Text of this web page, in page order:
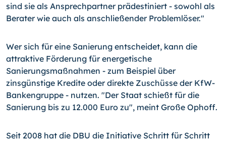
sind sie als Ansprechpartner prädestiniert - sowohl als
Berater wie auch als anschließender Problemlöser."
Wer sich für eine Sanierung entscheidet, kann die
attraktive Förderung für energetische
Sanierungsmaßnahmen - zum Beispiel über
zinsgünstige Kredite oder direkte Zuschüsse der KfW-
Bankengruppe - nutzen. "Der Staat schießt für die
Sanierung bis zu 12.000 Euro zu", meint Große Ophoff.
Seit 2008 hat die DBU die Initiative Schritt für Schritt